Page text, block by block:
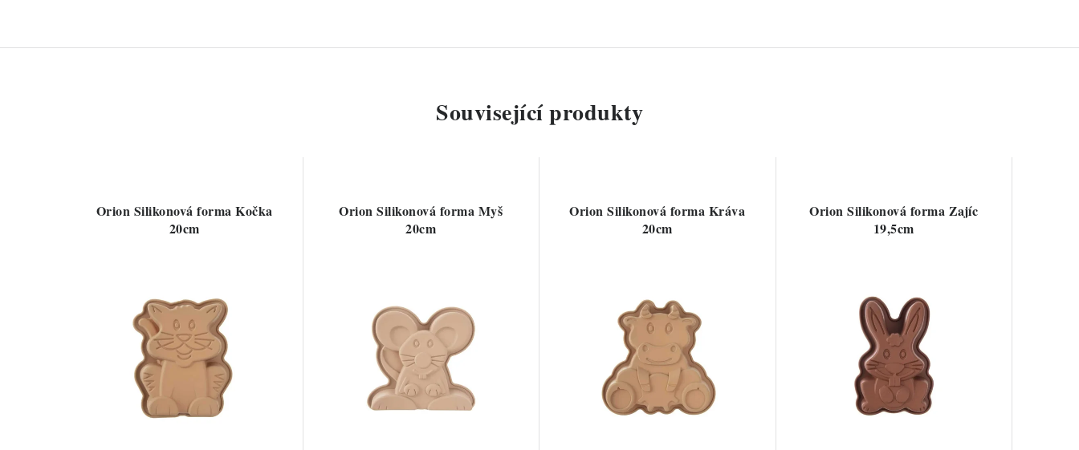
Související produkty
Orion Silikonová forma Kočka
20cm
Orion Silikonová forma Myš
20cm
Orion Silikonová forma Kráva
20cm
Orion Silikonová forma Zajíc
19,5cm